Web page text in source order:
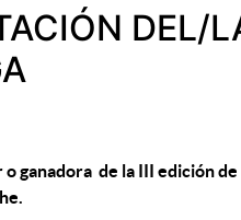
DEL/
ganadora de la III edición